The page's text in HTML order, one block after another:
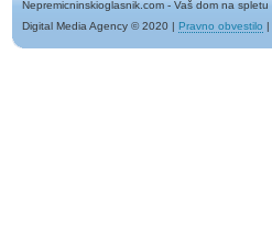
Nepremicninskioglasnik.com - Vaš dom na spletu
Digital Media Agency © 2020 | Pravno obvestilo |